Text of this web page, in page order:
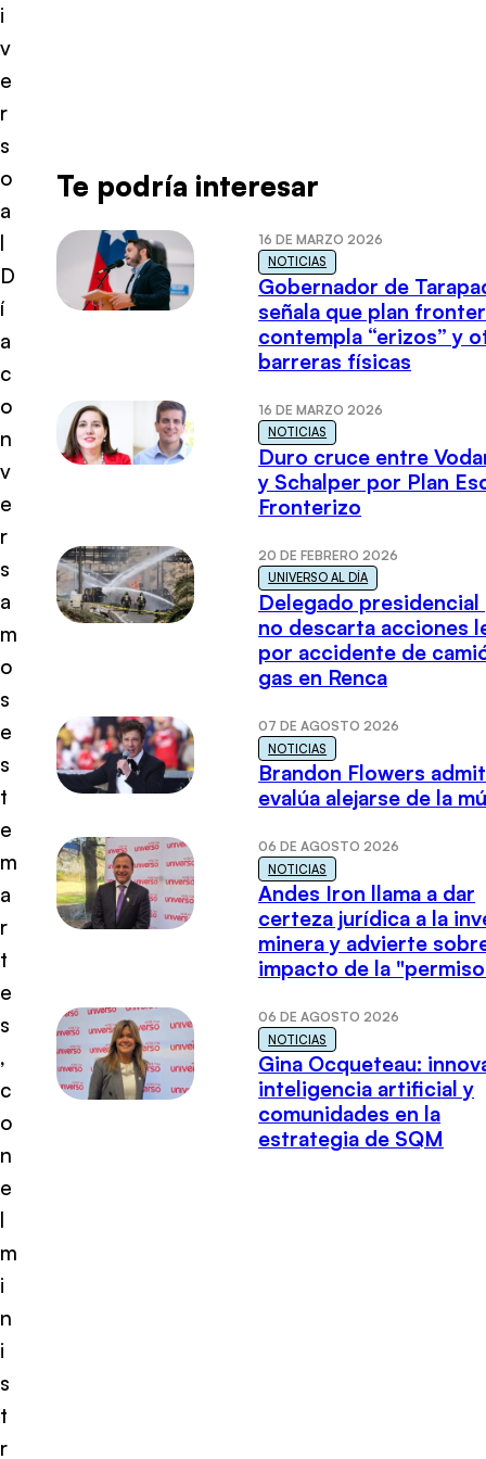
i
v
e
r
s
o
a
l
D
í
a
c
o
n
v
e
r
s
a
m
o
s
e
s
t
e
m
a
r
t
e
s
,
c
o
n
e
l
m
i
n
i
s
t
r
Te podría interesar
16 DE MARZO 2026
NOTICIAS
Gobernador de
señala que plan
contempla “erizos” y
barreras físicas
16 DE MARZO 2026
NOTICIAS
Duro cruce entre
y Schalper por Plan
Fronterizo
20 DE FEBRERO 2026
UNIVERSO AL DÍA
Delegado presidencial
no descarta acciones
por accidente de
gas en Renca
07 DE AGOSTO 2026
NOTICIAS
Brandon Flowers
evalúa alejarse de la
06 DE AGOSTO 2026
NOTICIAS
Andes Iron llama a dar
certeza jurídica a la
minera y advierte
impacto de la
06 DE AGOSTO 2026
NOTICIAS
Gina Ocqueteau:
inteligencia artificial y
comunidades en la
estrategia de SQM